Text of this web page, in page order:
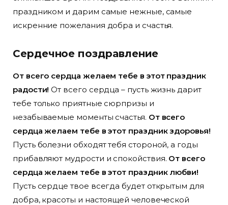
праздником и дарим самые нежные, самые
искренние пожелания добра и счастья.
Сердечное поздравление
От всего сердца желаем тебе в этот праздник
радости! От всего сердца – пусть жизнь дарит
тебе только приятные сюрпризы и
незабываемые моменты счастья. От всего
сердца желаем тебе в этот праздник здоровья!
Пусть болезни обходят тебя стороной, а годы
прибавляют мудрости и спокойствия. От всего
сердца желаем тебе в этот праздник любви!
Пусть сердце твое всегда будет открытым для
добра, красоты и настоящей человеческой